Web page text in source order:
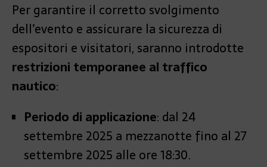
Per garantire il corretto svolgimento
dell’evento e assicurare la sicurezza di
espositori e visitatori, saranno introdotte
restrizioni temporanee al traffico
nautico:
Periodo di applicazione: dal 24
settembre 2025 a mezzanotte fino al 27
settembre 2025 alle ore 18:30.